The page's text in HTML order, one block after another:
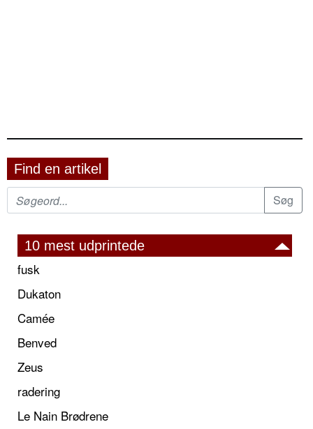
Find en artikel
10 mest udprintede
fusk
Dukaton
Camée
Benved
Zeus
radering
Le Nain Brødrene